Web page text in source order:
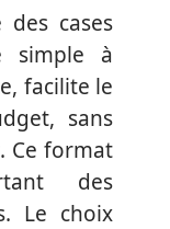
cases
simple à
facilite le
sans
Ce format
des
Le choix